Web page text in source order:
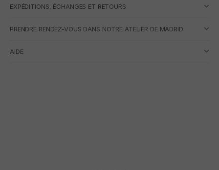
EXPÉDITIONS, ÉCHANGES ET RETOURS
PRENDRE RENDEZ-VOUS DANS NOTRE ATELIER DE MADRID
AIDE